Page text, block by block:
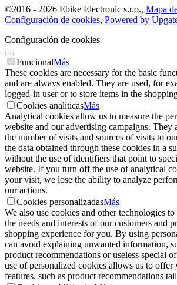
©2016 - 2026 Ebike Electronic s.r.o., Mapa
Configuración de cookies, Powered by
Configuración de cookies
FuncionalMás
These cookies are necessary for the basic
and are always enabled. They are used, for
logged-in user or to store items in the
Cookies analíticasMás
Analytical cookies allow us to measure the
website and our advertising campaigns. They
the number of visits and sources of visits to
the data obtained through these cookies in a
without the use of identifiers that point to
website. If you turn off the use of analytical
your visit, we lose the ability to analyze
our actions.
Cookies personalizadasMás
We also use cookies and other technologies
the needs and interests of our customers and
shopping experience for you. By using
can avoid explaining unwanted information,
product recommendations or useless special
use of personalized cookies allows us to offer
features, such as product recommendations